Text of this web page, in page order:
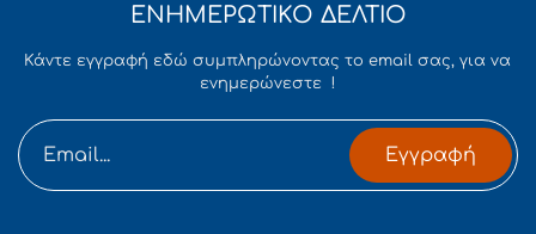
ΕΝΗΜΕΡΩΤΙΚΟ ΔΕΛΤΙΟ
Κάντε εγγραφή εδώ συμπληρώνοντας το email σας, για να
ενημερώνεστε !
Εγγραφή